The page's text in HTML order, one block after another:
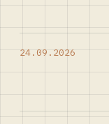
24.09.2026